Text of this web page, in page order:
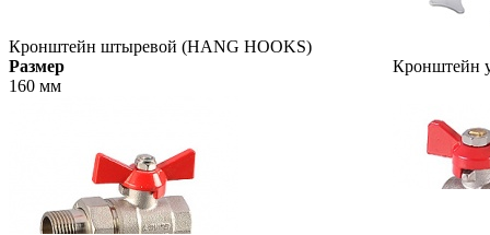
Кронштейн штыревой (HANG HOOKS)
Размер
160 мм
Кронштейн